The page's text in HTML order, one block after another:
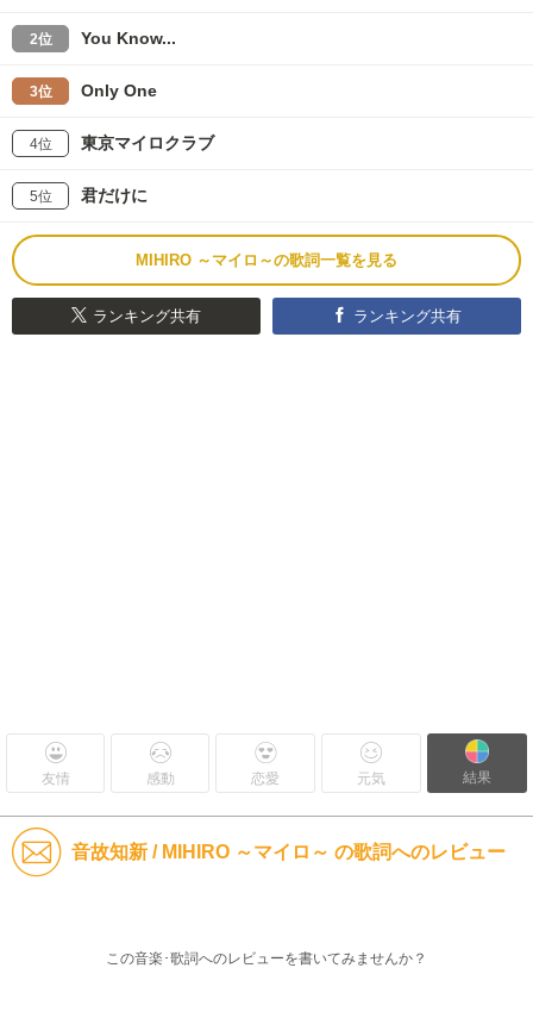
2位 You Know...
3位 Only One
4位 東京マイロクラブ
5位 君だけに
MIHIRO ～マイロ～の歌詞一覧を見る
ランキング共有 ランキング共有
友情 感動 恋愛 元気 結果
音故知新 / MIHIRO ～マイロ～ の歌詞へのレビュー
この音楽･歌詞へのレビューを書いてみませんか？